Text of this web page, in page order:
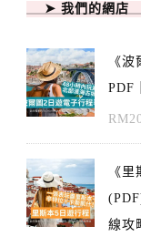
➤ 我們的網店
《
PDF
RM
《
線攻